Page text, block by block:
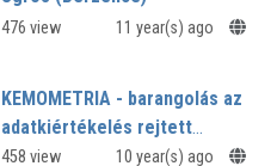
du MAE)
Une vision française des identités
476 view 11 year(s) ago
KEMOMETRIA - barangolás az
adatkiértékelés rejtett
ösvényein
458 view 10 year(s) ago